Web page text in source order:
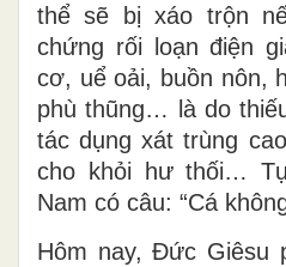
thể sẽ bị xáo trộn
chứng rối loạn điện
cơ, uể oải, buồn nôn,
phù thũng… là do
tác dụng xát trùng
cho khỏi hư thối…
Nam có câu: “Cá
Hôm nay, Đức Giêsu